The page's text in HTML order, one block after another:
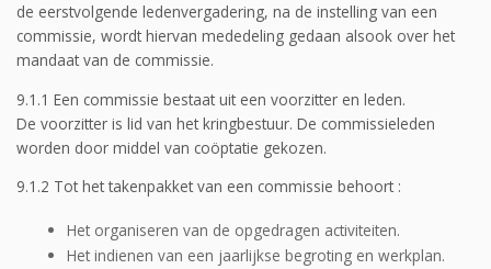
de eerstvolgende ledenvergadering, na de instelling van een
commissie, wordt hiervan mededeling gedaan alsook over het
mandaat van de commissie.
9.1.1 Een commissie bestaat uit een voorzitter en leden.
De voorzitter is lid van het kringbestuur. De commissieleden
worden door middel van coöptatie gekozen.
9.1.2 Tot het takenpakket van een commissie behoort :
Het organiseren van de opgedragen activiteiten.
Het indienen van een jaarlijkse begroting en werkplan.